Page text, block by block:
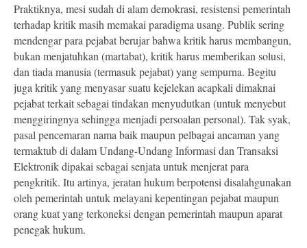
Praktiknya, mesi sudah di alam demokrasi, resistensi pemerintah
terhadap kritik masih memakai paradigma usang. Publik sering
mendengar para pejabat berujar bahwa kritik harus membangun,
bukan menjatuhkan (martabat), kritik harus memberikan solusi,
dan tiada manusia (termasuk pejabat) yang sempurna. Begitu
juga kritik yang menyasar suatu kejelekan acapkali dimaknai
pejabat terkait sebagai tindakan menyudutkan (untuk menyebut
menggiringnya sehingga menjadi persoalan personal). Tak syak,
pasal pencemaran nama baik maupun pelbagai ancaman yang
termaktub di dalam Undang-Undang Informasi dan Transaksi
Elektronik dipakai sebagai senjata untuk menjerat para
pengkritik. Itu artinya, jeratan hukum berpotensi disalahgunakan
oleh pemerintah untuk melayani kepentingan pejabat maupun
orang kuat yang terkoneksi dengan pemerintah maupun aparat
penegak hukum.